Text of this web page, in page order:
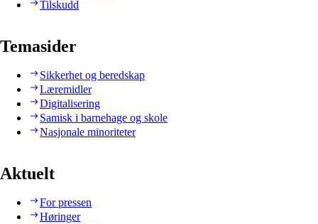
Tilskudd
Temasider
Sikkerhet og beredskap
Læremidler
Digitalisering
Samisk i barnehage og skole
Nasjonale minoriteter
Aktuelt
For pressen
Høringer